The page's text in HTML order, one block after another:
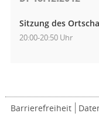
Sitzung des
20:00-20:50 Uhr
Barrierefreiheit